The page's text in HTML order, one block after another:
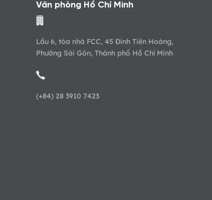
Văn phòng Hồ Chí Minh
Lầu 6, tòa nhà FCC, 45 Đinh Tiên Hoàng,
Phường Sài Gòn, Thành phố Hồ Chí Minh
(+84) 28 3910 7423